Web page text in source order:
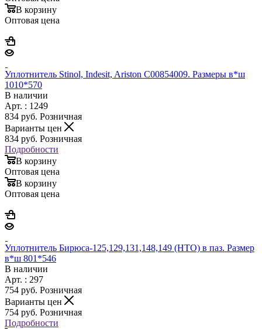
В корзину
Оптовая цена
Уплотнитель Stinol, Indesit, Ariston C00854009. Размеры в*ш
1010*570
В наличии
Арт. : 1249
834 руб. Розничная
Варианты цен
834 руб. Розничная
Подробности
В корзину
Оптовая цена
В корзину
Оптовая цена
Уплотнитель Бирюса-125,129,131,148,149 (НТО) в паз. Размер
в*ш 801*546
В наличии
Арт. : 297
754 руб. Розничная
Варианты цен
754 руб. Розничная
Подробности